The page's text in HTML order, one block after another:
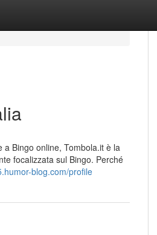
a Bingo online, Tombola.it è la
focalizzata sul Bingo. Perché
blog.com/profile